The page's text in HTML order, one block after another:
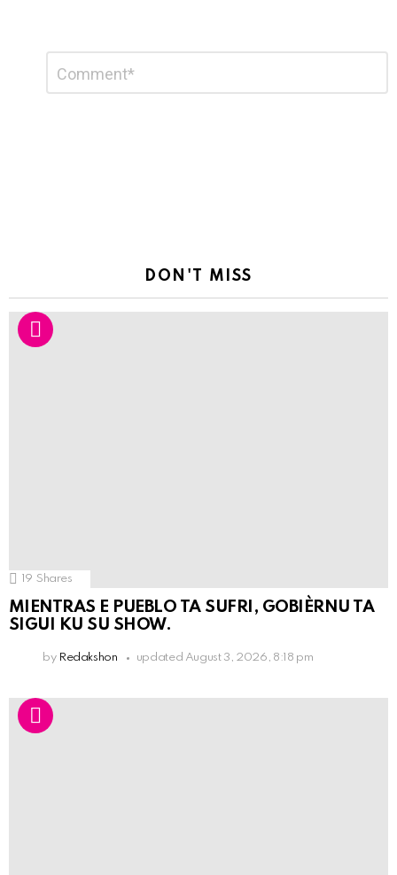
Reply
DON'T MISS
19 Shares
MIENTRAS E PUEBLO TA SUFRI, GOBIÈRNU TA
SIGUI KU SU SHOW.
by Redakshon updated August 3, 2026, 8:18 pm